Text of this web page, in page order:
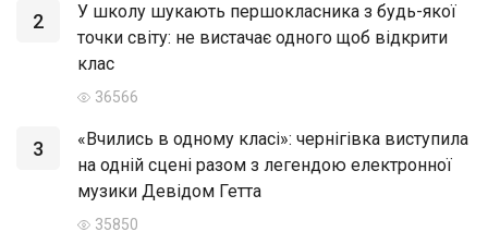
2
У школу шукають першокласника з будь-якої
точки світу: не вистачає одного щоб відкрити
клас
36566
3
«Вчились в одному класі»: чернігівка виступила
на одній сцені разом з легендою електронної
музики Девідом Гетта
35850